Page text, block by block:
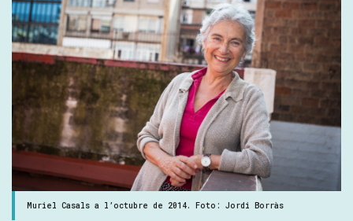
Muriel Casals a l’octubre de 2014. Foto: Jordi Borràs